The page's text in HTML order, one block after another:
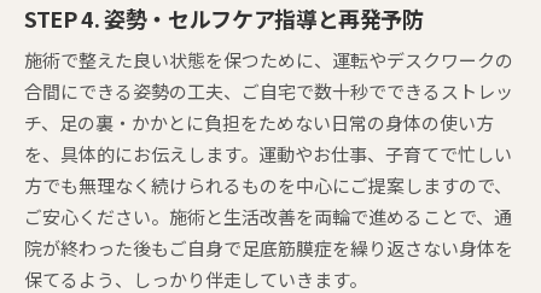
STEP 4. 姿勢・セルフケア指導と再発予防
施術で整えた良い状態を保つために、運転やデスクワークの
合間にできる姿勢の工夫、ご自宅で数十秒でできるストレッ
チ、足の裏・かかとに負担をためない日常の身体の使い方
を、具体的にお伝えします。運動やお仕事、子育てで忙しい
方でも無理なく続けられるものを中心にご提案しますので、
ご安心ください。施術と生活改善を両輪で進めることで、通
院が終わった後もご自身で足底筋膜症を繰り返さない身体を
保てるよう、しっかり伴走していきます。